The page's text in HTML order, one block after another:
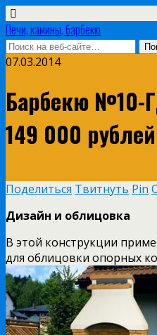
Печи, камины, барбекю
07.03.2014
Барбекю №10-
149 000 рублей
Поделиться Твитнуть Pin
Дизайн и облицовка
В этой конструкции
для облицовки опорных